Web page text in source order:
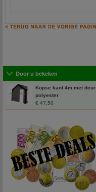
Door u bekeken
Kopse kant 4m met deur
polyester
€ 47,50